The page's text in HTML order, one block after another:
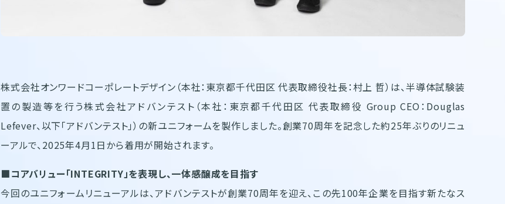
株式会社オンワードコーポレートデザイン（本社：東京都千代田区 代表取締役社長：村上 哲）は、半導体試験装
置の製造等を行う株式会社アドバンテスト（本社：東京都千代田区 代表取締役 Group CEO：Douglas
Lefever、以下「アドバンテスト」）の新ユニフォームを製作しました。創業70周年を記念した約25年ぶりのリニュ
ーアルで、2025年4月1日から着用が開始されます。
■コアバリュー「INTEGRITY」を表現し、一体感醸成を目指す
今回のユニフォームリニューアルは、アドバンテストが創業70周年を迎え、この先100年企業を目指す新たなス